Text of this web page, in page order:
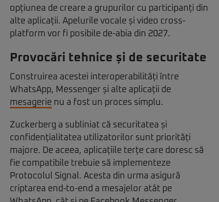
opțiunea de creare a grupurilor cu participanți din
alte aplicații. Apelurile vocale și video cross-
platform vor fi posibile de-abia din 2027.
Provocări tehnice și de securitate
Construirea acestei interoperabilități între
WhatsApp, Messenger și alte aplicații de
mesagerie nu a fost un proces simplu.
Zuckerberg a subliniat că securitatea și
confidențialitatea utilizatorilor sunt priorități
majore. De aceea, aplicațiile terțe care doresc să
fie compatibile trebuie să implementeze
Protocolul Signal. Acesta din urma asigură
criptarea end-to-end a mesajelor atât pe